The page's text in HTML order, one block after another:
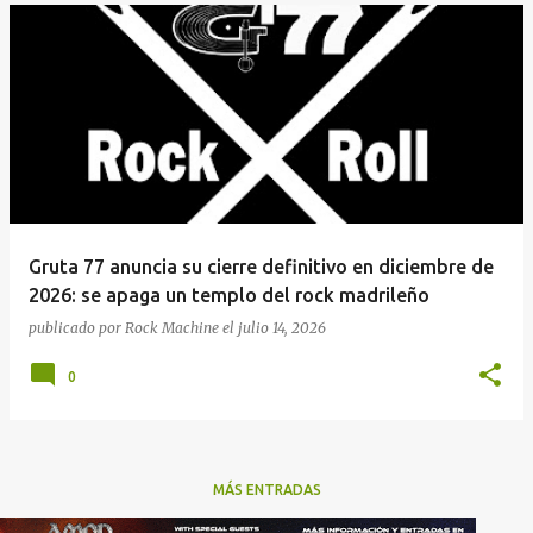
Gruta 77 anuncia su cierre definitivo en diciembre de
2026: se apaga un templo del rock madrileño
publicado por Rock Machine el julio 14, 2026
0
MÁS ENTRADAS